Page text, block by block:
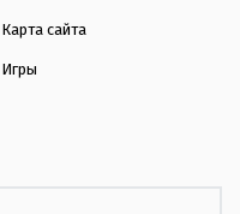
Карта сайта
Игры